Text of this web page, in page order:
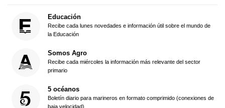
Educación
Recibe cada lunes novedades e información útil sobre el mundo de
la Educación
Somos Agro
Recibe cada miércoles la información más relevante del sector
primario
5 océanos
Boletín diario para marineros en formato comprimido (conexiones de
baja velocidad)